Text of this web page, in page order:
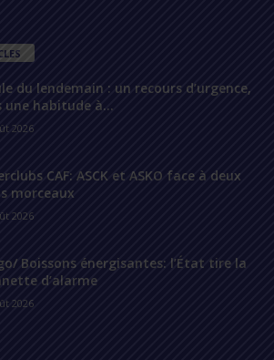
du lendemain : un recours d’urgence,
une habitude à...
2026
CAF: ASCK et ASKO face à deux
morceaux
2026
Boissons énergisantes: l’État tire la
d’alarme
2026